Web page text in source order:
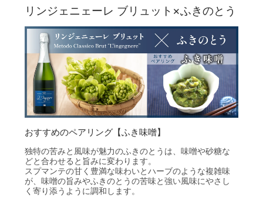
リンジェニェーレ ブリュット×ふきのとう
おすすめのペアリング【ふき味噌】
独特の苦みと風味が魅力のふきのとうは、味噌や砂糖な
どと合わせると旨みに変わります。
スプマンテの甘く豊満な味わいとハーブのような複雑味
が、味噌の旨みやふきのとうの苦味と強い風味にやさし
く寄り添うように調和します。